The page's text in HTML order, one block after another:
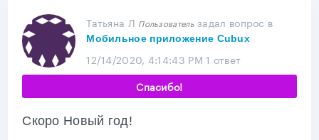
Татьяна Л Пользователь задал вопрос в
Мобильное приложение Cubux
12/14/2020, 4:14:43 PM 1 ответ
Спасибо!
Скоро Новый год!